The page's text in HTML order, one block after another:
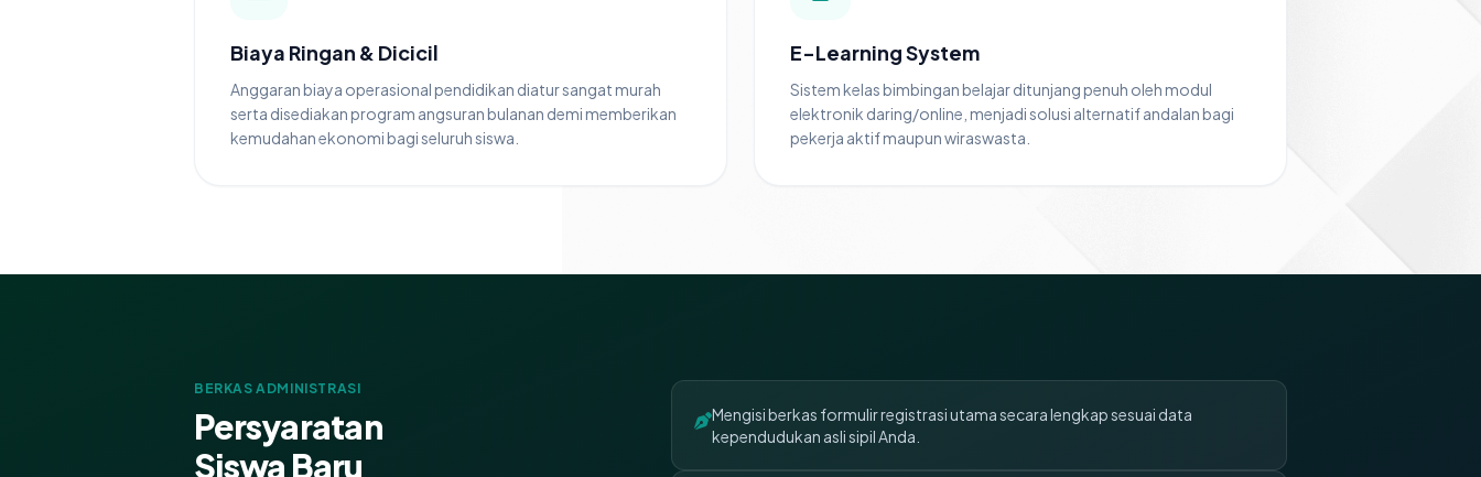
Biaya Ringan & Dicicil
Anggaran biaya operasional pendidikan diatur sangat murah
serta disediakan program angsuran bulanan demi memberikan
kemudahan ekonomi bagi seluruh siswa.
E-Learning System
Sistem kelas bimbingan belajar ditunjang penuh oleh modul
elektronik daring/online, menjadi solusi alternatif andalan bagi
pekerja aktif maupun wiraswasta.
BERKAS ADMINISTRASI
Persyaratan
Siswa Baru
Mengisi berkas formulir registrasi utama secara lengkap sesuai data
kependudukan asli sipil Anda.